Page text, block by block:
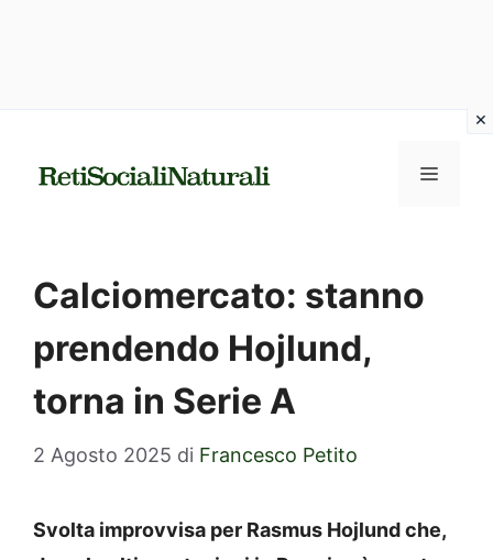
MENU
Calciomercato: stanno
prendendo Hojlund,
torna in Serie A
2 Agosto 2025 di Francesco Petito
Svolta improvvisa per Rasmus Hojlund che,